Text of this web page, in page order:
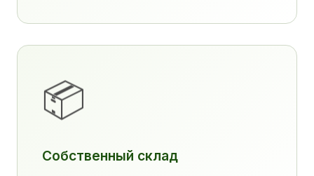
📦
Собственный склад